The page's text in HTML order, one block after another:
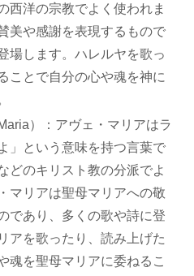
西洋の宗教でよく使われま
美や感謝を表現するもので
場します。ハレルヤを歌っ
ことで自分の心や魂を神に
）：アヴェ・マリアはラ
」という意味を持つ言葉で
どのキリスト教の分派でよ
マリアは聖母マリアへの敬
であり、多くの歌や詩に登
アを歌ったり、読み上げた
魂を聖母マリアに委ねるこ